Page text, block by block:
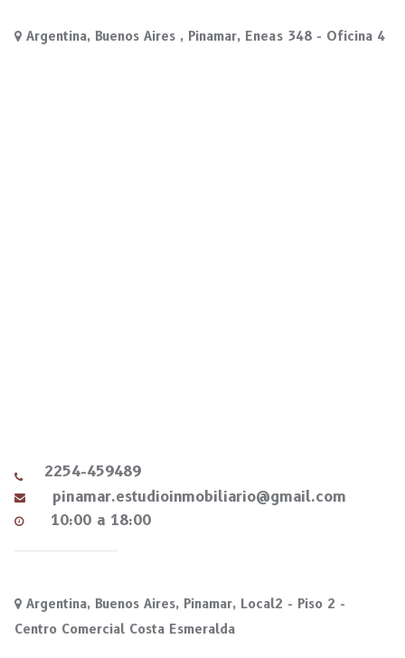
Argentina, Buenos Aires , Pinamar, Eneas 348 - Oficina 4
2254-459489
pinamar.estudioinmobiliario@gmail.com
10:00 a 18:00
Argentina, Buenos Aires, Pinamar, Local2 - Piso 2 -
Centro Comercial Costa Esmeralda